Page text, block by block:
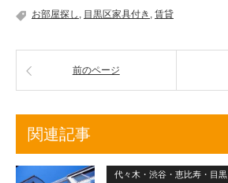
お部屋探し 目黒区家具付き 賃貸
前のページ
関連記事
代々木・渋谷・恵比寿・目黒